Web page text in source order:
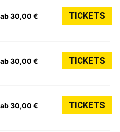
ab 30,00 € TICKETS
ab 30,00 € TICKETS
ab 30,00 € TICKETS